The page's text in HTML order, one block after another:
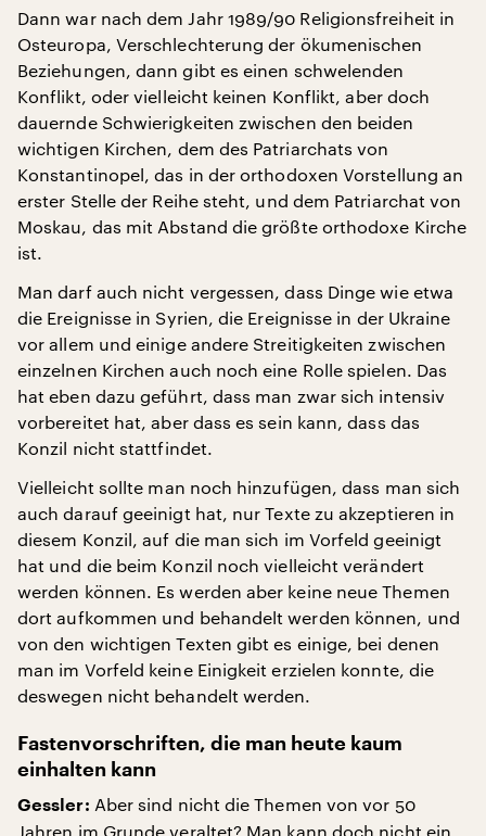
Dann war nach dem Jahr 1989/90 Religionsfreiheit in
Osteuropa, Verschlechterung der ökumenischen
Beziehungen, dann gibt es einen schwelenden
Konflikt, oder vielleicht keinen Konflikt, aber doch
dauernde Schwierigkeiten zwischen den beiden
wichtigen Kirchen, dem des Patriarchats von
Konstantinopel, das in der orthodoxen Vorstellung an
erster Stelle der Reihe steht, und dem Patriarchat von
Moskau, das mit Abstand die größte orthodoxe Kirche
ist.
Man darf auch nicht vergessen, dass Dinge wie etwa
die Ereignisse in Syrien, die Ereignisse in der Ukraine
vor allem und einige andere Streitigkeiten zwischen
einzelnen Kirchen auch noch eine Rolle spielen. Das
hat eben dazu geführt, dass man zwar sich intensiv
vorbereitet hat, aber dass es sein kann, dass das
Konzil nicht stattfindet.
Vielleicht sollte man noch hinzufügen, dass man sich
auch darauf geeinigt hat, nur Texte zu akzeptieren in
diesem Konzil, auf die man sich im Vorfeld geeinigt
hat und die beim Konzil noch vielleicht verändert
werden können. Es werden aber keine neue Themen
dort aufkommen und behandelt werden können, und
von den wichtigen Texten gibt es einige, bei denen
man im Vorfeld keine Einigkeit erzielen konnte, die
deswegen nicht behandelt werden.
Fastenvorschriften, die man heute kaum
einhalten kann
Gessler: Aber sind nicht die Themen von vor 50
Jahren im Grunde veraltet? Man kann doch nicht ein